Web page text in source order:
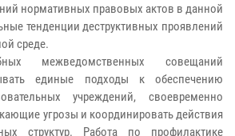
нормативных правовых актов в данной
тенденции деструктивных проявлений
среде.
межведомственных совещаний
единые подходы к обеспечению
учреждений, своевременно
угрозы и координировать действия
структур. Работа по профилактике